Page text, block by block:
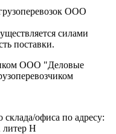
ООО
силами
поставки.
ООО "Деловые
офиса по адресу:
литер Н